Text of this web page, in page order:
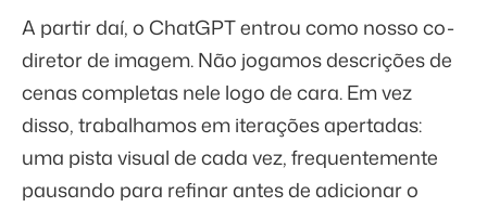
A partir daí, o ChatGPT entrou como nosso co-
diretor de imagem. Não jogamos descrições de
cenas completas nele logo de cara. Em vez
disso, trabalhamos em iterações apertadas:
uma pista visual de cada vez, frequentemente
pausando para refinar antes de adicionar o